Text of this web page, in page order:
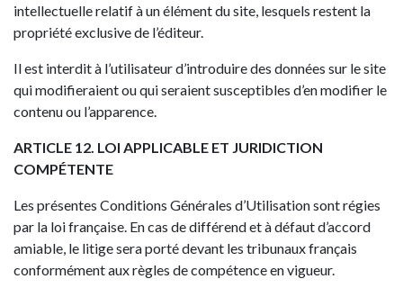
intellectuelle relatif à un élément du site, lesquels restent la
propriété exclusive de l’éditeur.
Il est interdit à l’utilisateur d’introduire des données sur le site
qui modifieraient ou qui seraient susceptibles d’en modifier le
contenu ou l’apparence.
ARTICLE 12. LOI APPLICABLE ET JURIDICTION
COMPÉTENTE
Les présentes Conditions Générales d’Utilisation sont régies
par la loi française. En cas de différend et à défaut d’accord
amiable, le litige sera porté devant les tribunaux français
conformément aux règles de compétence en vigueur.